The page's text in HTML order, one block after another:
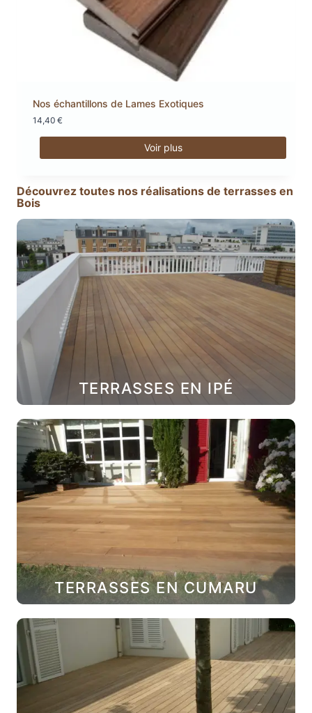
Nos échantillons de Lames Exotiques
14,40 €
Voir plus
a
plusieurs
variations.
Les
options
peuvent
être
choisies
produit
Découvrez toutes nos réalisations de terrasses en
Bois
TERRASSES EN IPÉ
TERRASSES EN CUMARU